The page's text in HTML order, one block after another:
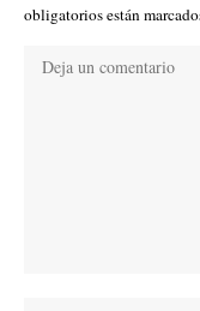
obligatorios están